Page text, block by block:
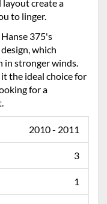
create a
to linger.
375's
which
in stronger winds.
the ideal choice for
for a
2010 - 2011
3
1